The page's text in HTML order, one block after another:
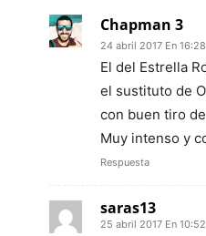
Chapman 3
24 abril 2017 En 16:28
El del Estrella
el sustituto de
con buen tiro
Muy intenso y
Respuesta
saras13
25 abril 2017 En 10:52